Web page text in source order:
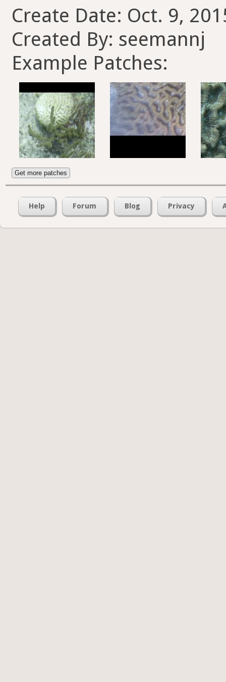
Create Date: Oct. 9,
Created By: seemannj
Example Patches:
Get more patches
Help Forum Blog Privacy